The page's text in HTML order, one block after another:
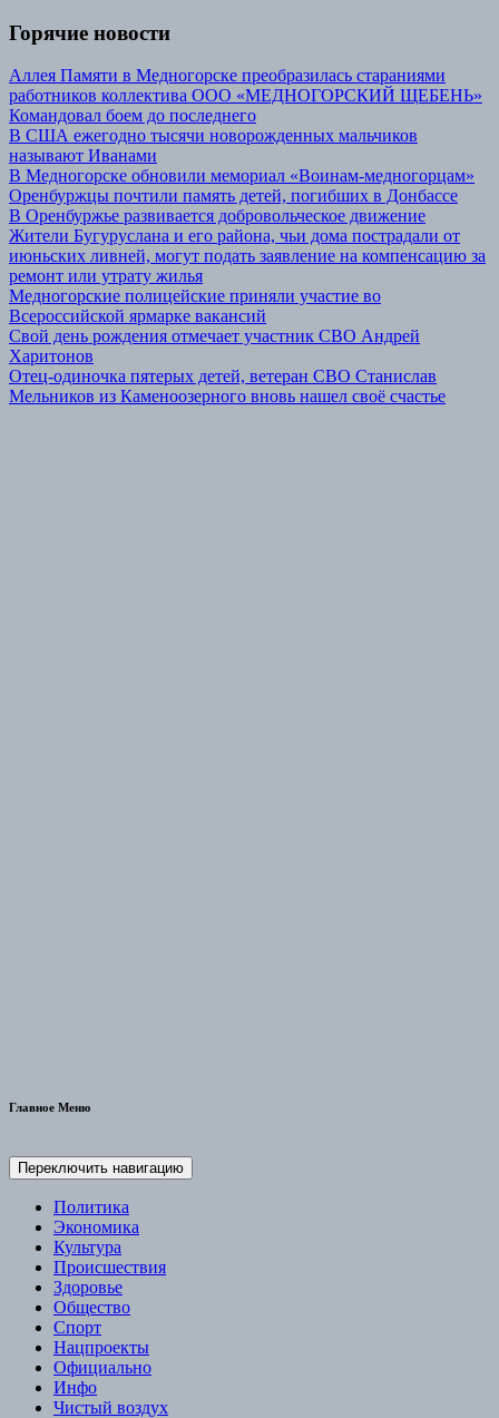
Горячие новости
Аллея Памяти в Медногорске преобразилась стараниями
работников коллектива ООО «МЕДНОГОРСКИЙ ЩЕБЕНЬ»
Командовал боем до последнего
В США ежегодно тысячи новорожденных мальчиков
называют Иванами
В Медногорске обновили мемориал «Воинам-медногорцам»
Оренбуржцы почтили память детей, погибших в Донбассе
В Оренбуржье развивается добровольческое движение
Жители Бугуруслана и его района, чьи дома пострадали от
июньских ливней, могут подать заявление на компенсацию за
ремонт или утрату жилья
Медногорские полицейские приняли участие во
Всероссийской ярмарке вакансий
Свой день рождения отмечает участник СВО Андрей
Харитонов
Отец-одиночка пятерых детей, ветеран СВО Станислав
Мельников из Каменоозерного вновь нашел своё счастье
Главное Меню
Переключить навигацию
Политика
Экономика
Культура
Происшествия
Здоровье
Общество
Спорт
Нацпроекты
Официально
Инфо
Чистый воздух